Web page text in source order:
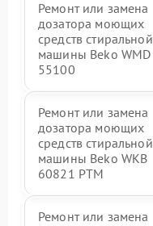
Ремонт или замена
дозатора моющих
средств стиральной
машины Beko WMD
55100
Ремонт или замена
дозатора моющих
средств стиральной
машины Beko WKB
60821 PTМ
Ремонт или замена